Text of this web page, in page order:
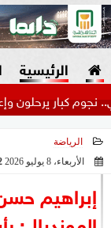
الرئيسية
يرحلون وإعارات
الرياضة
الأربعاء، 8 يوليو 2026
إبراهيم